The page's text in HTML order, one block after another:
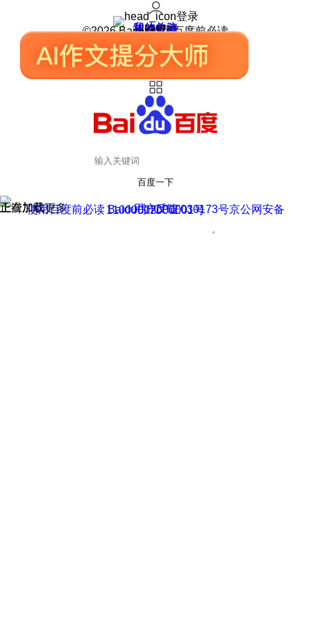
登录
我的关注
我的收藏
皮肤中心
用户反馈
设置
©2026 Baidu 使用百度前必读
百度一下
正在加载
上滑加载更多 用户反馈
使用百度前必读 Baidu 京ICP证030173号
京公网安备11000002000001号